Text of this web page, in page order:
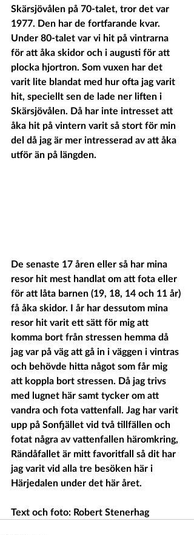
Skärsjövålen på 70-talet, tror det var
1977. Den har de fortfarande kvar.
Under 80-talet var vi hit på vintrarna
för att åka skidor och i augusti för att
plocka hjortron. Som vuxen har det
varit lite blandat med hur ofta jag varit
hit, speciellt sen de lade ner liften i
Skärsjövålen. Då har inte intresset att
åka hit på vintern varit så stort för min
del då jag är mer intresserad av att åka
utför än på längden.
De senaste 17 åren eller så har mina
resor hit mest handlat om att fota eller
för att låta barnen (19, 18, 14 och 11 år)
få åka skidor. I år har dessutom mina
resor hit varit ett sätt för mig att
komma bort från stressen hemma då
jag var på väg att gå in i väggen i vintras
och behövde hitta något som får mig
att koppla bort stressen. Då jag trivs
med lugnet här samt tycker om att
vandra och fota vattenfall. Jag har varit
upp på Sonfjället vid två tillfällen och
fotat några av vattenfallen häromkring,
Rändåfallet är mitt favoritfall så dit har
jag varit vid alla tre besöken här i
Härjedalen under det här året.
Text och foto: Robert Stenerhag